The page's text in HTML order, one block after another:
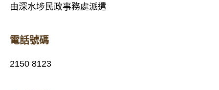
由深水埗民政事務處派遣
電話號碼
2150 8123